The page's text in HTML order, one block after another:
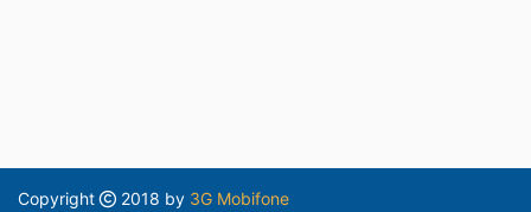
Copyright 2018 by 3G Mobifone